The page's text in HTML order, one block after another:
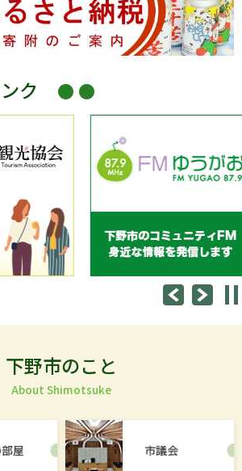
ク
下野市のこと
About Shimotsuke